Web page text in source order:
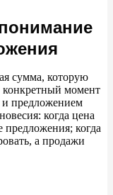
сумма, которую
конкретный момент
и предложением
когда цена
предложения; когда
а продажи